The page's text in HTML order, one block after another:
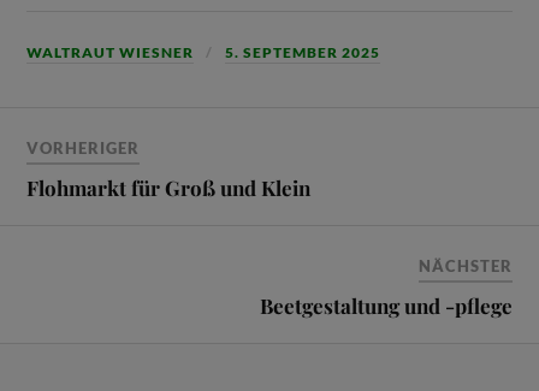
WALTRAUT WIESNER 5. SEPTEMBER 2025
VORHERIGER
Flohmarkt für Groß und Klein
NÄCHSTER
Beetgestaltung und -pflege